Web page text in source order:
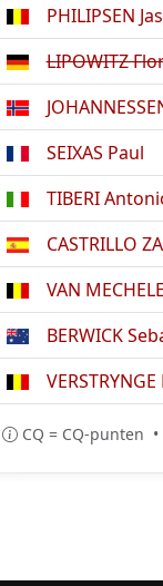
PHILIPSEN
LIPOWITZ
SEIXAS Paul
TIBERI
CASTRILLO
VAN
BERWICK
CQ = CQ-punten